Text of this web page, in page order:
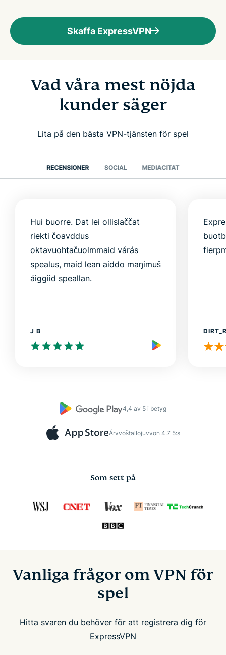
Skaffa ExpressVPN
Vad våra mest nöjda
kunder säger
Lita på den bästa VPN-tjänsten för spel
RECENSIONER SOCIAL MEDIACITAT
Hui buorre. Dat lei ollislaččat
riekti čoavddus
oktavuohtačuolmmaid várás
spealus, maid lean aiddo maŋimuš
áiggiid speallan.
J B
4,4 av 5 i betyg
Árvvoštallojuvvon 4.7 5:s
Som sett på
Vanliga frågor om VPN för
spel
Hitta svaren du behöver för att registrera dig för
ExpressVPN